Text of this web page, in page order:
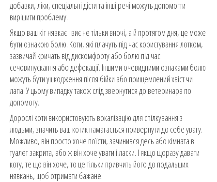
добавки, ліки, спеціальні дієти та інші речі можуть допомогти
вирішити проблему.
Якщо ваш кіт нявкає і виє не тільки вночі, а й протягом дня, це може
бути ознакою болю. Коти, які плачуть під час користування лотком,
зазвичай кричать від дискомфорту або болю під час
сечовипускання або дефекації. Іншими очевидними ознаками болю
можуть бути ушкодження після бійки або прищемлений хвіст чи
лапа. У цьому випадку також слід звернутися до ветеринара по
допомогу.
Дорослі коти використовують вокалізацію для спілкування з
людьми, значить ваш котик намагається привернути до себе увагу.
Можливо, він просто хоче поїсти, зачинився десь або кімната в
туалет закрита, або ж він хоче уваги і ласки. І якщо щоразу давати
коту, те що він хоче, то це тільки привчить його до подальших
нявкань, щоб отримати бажане.